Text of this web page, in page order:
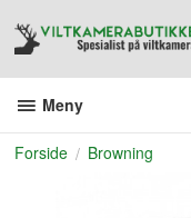
innholdet
Meny
Forside Browning